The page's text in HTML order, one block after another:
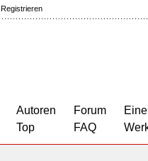
Registrieren
Autoren
Top
Forum
FAQ